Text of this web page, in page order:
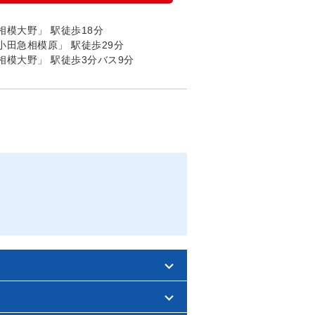
模大野」 駅徒歩18分
田急相模原」 駅徒歩29分
模大野」 駅徒歩3分バス9分